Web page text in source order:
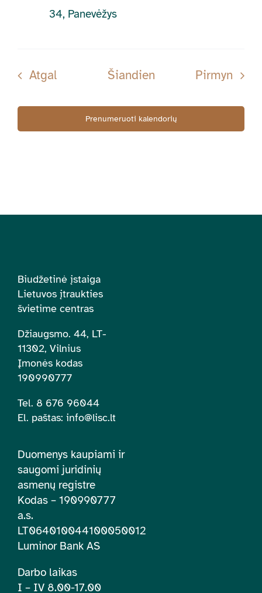
34, Panevėžys
AtgalRenginiai Šiandien Pirmyn
Prenumeruoti kalendorių
Biudžetinė įstaiga
Lietuvos įtraukties
švietime centras
Džiaugsmo. 44, LT-
11302, Vilnius
Įmonės kodas
190990777
Tel. 8 676 96044
El. paštas: info@lisc.lt
Duomenys kaupiami ir
saugomi juridinių
asmenų registre
Kodas – 190990777
a.s.
LT064010044100050012
Luminor Bank AS
Darbo laikas
I – IV 8.00-17.00